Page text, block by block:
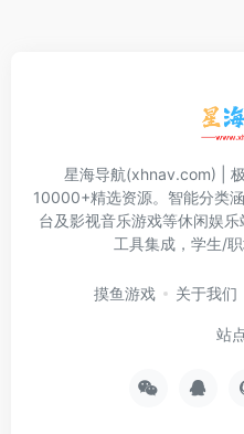
星海导航(xhnav.com) |
10000+精选资源。智能分类
台及影视音乐游戏等休闲娱
工具集成，学生/职
摸鱼游戏 关于我们
站